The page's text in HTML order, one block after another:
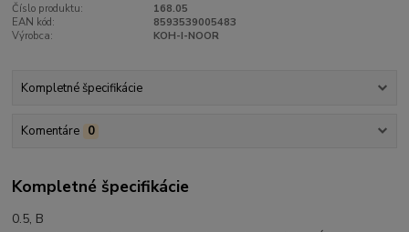
Číslo produktu:
168.05
EAN kód:
8593539005483
Výrobca:
KOH-I-NOOR
Kompletné špecifikácie
Komentáre 0
Kompletné špecifikácie
0.5, B